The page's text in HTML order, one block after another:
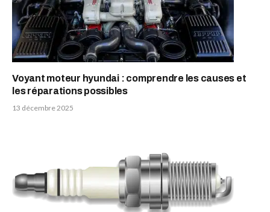
Voyant moteur hyundai : comprendre les causes et
les réparations possibles
13 décembre 2025